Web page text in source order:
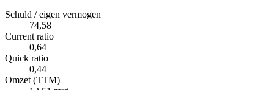
Schuld / eigen vermogen
74,58
Current ratio
0,64
Quick ratio
0,44
Omzet (TTM)